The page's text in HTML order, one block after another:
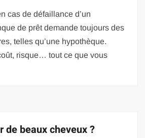
cas de défaillance d’un
de prêt demande toujours des
telles qu’une hypothèque.
risque… tout ce que vous
de beaux cheveux ?